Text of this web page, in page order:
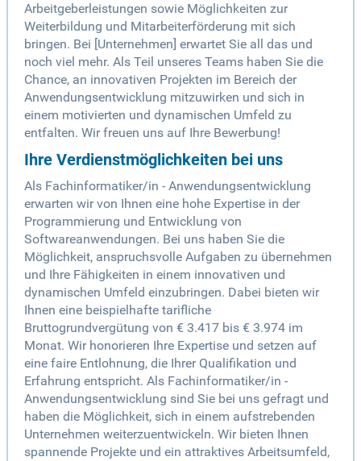
Arbeitgeberleistungen sowie Möglichkeiten zur
Weiterbildung und Mitarbeiterförderung mit sich
bringen. Bei [Unternehmen] erwartet Sie all das und
noch viel mehr. Als Teil unseres Teams haben Sie die
Chance, an innovativen Projekten im Bereich der
Anwendungsentwicklung mitzuwirken und sich in
einem motivierten und dynamischen Umfeld zu
entfalten. Wir freuen uns auf Ihre Bewerbung!
Ihre Verdienstmöglichkeiten bei uns
Als Fachinformatiker/in - Anwendungsentwicklung
erwarten wir von Ihnen eine hohe Expertise in der
Programmierung und Entwicklung von
Softwareanwendungen. Bei uns haben Sie die
Möglichkeit, anspruchsvolle Aufgaben zu übernehmen
und Ihre Fähigkeiten in einem innovativen und
dynamischen Umfeld einzubringen. Dabei bieten wir
Ihnen eine beispielhafte tarifliche
Bruttogrundvergütung von € 3.417 bis € 3.974 im
Monat. Wir honorieren Ihre Expertise und setzen auf
eine faire Entlohnung, die Ihrer Qualifikation und
Erfahrung entspricht. Als Fachinformatiker/in -
Anwendungsentwicklung sind Sie bei uns gefragt und
haben die Möglichkeit, sich in einem aufstrebenden
Unternehmen weiterzuentwickeln. Wir bieten Ihnen
spannende Projekte und ein attraktives Arbeitsumfeld,